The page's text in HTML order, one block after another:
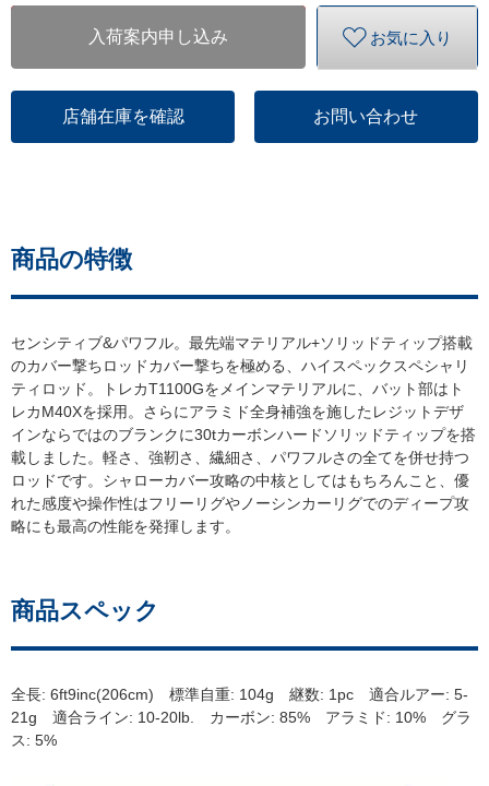
入荷案内申し込み お気に入り
店舗在庫を確認 お問い合わせ
商品の特徴
センシティブ&パワフル。最先端マテリアル+ソリッドティップ搭載
のカバー撃ちロッドカバー撃ちを極める、ハイスペックスペシャリ
ティロッド。トレカT1100Gをメインマテリアルに、バット部はト
レカM40Xを採用。さらにアラミド全身補強を施したレジットデザ
インならではのブランクに30tカーボンハードソリッドティップを搭
載しました。軽さ、強靭さ、繊細さ、パワフルさの全てを併せ持つ
ロッドです。シャローカバー攻略の中核としてはもちろんこと、優
れた感度や操作性はフリーリグやノーシンカーリグでのディープ攻
略にも最高の性能を発揮します。
商品スペック
全長: 6ft9inc(206cm) 標準自重: 104g 継数: 1pc 適合ルアー: 5-
21g 適合ライン: 10-20lb. カーボン: 85% アラミド: 10% グラ
ス: 5%